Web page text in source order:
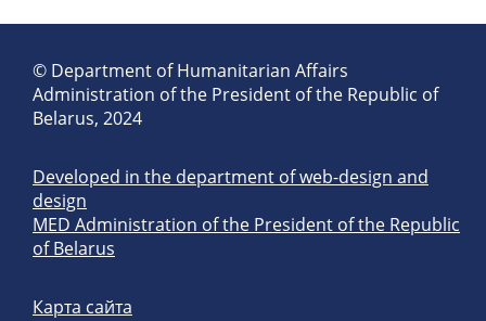
© Department of Humanitarian Affairs
Administration of the President of the Republic of
Belarus, 2024
Developed in the department of web-design and
design
MED Administration of the President of the Republic
of Belarus
Карта сайта